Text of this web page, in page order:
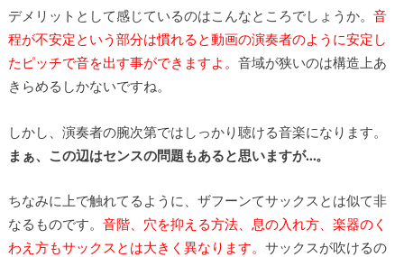
デメリットとして感じているのはこんなところでしょうか。 音
程が不安定という部分は慣れると動画の演奏者のように安定し
たピッチで音を出す事ができますよ。 音域が狭いのは構造上あ
きらめるしかないですね。
しかし、演奏者の腕次第ではしっかり聴ける音楽になります。
まぁ、この辺はセンスの問題もあると思いますが…。
ちなみに上で触れてるように、ザフーンてサックスとは似て非
なるものです。 音階、穴を抑える方法、息の入れ方、楽器のく
わえ方もサックスとは大きく異なります。 サックスが吹けるの